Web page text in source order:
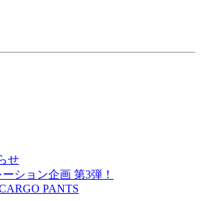
せ
ション企画 第3弾！
PANTS